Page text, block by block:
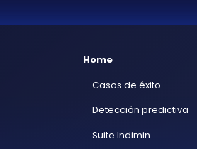
Home
Casos de éxito
Detección predictiva
Suite Indimin